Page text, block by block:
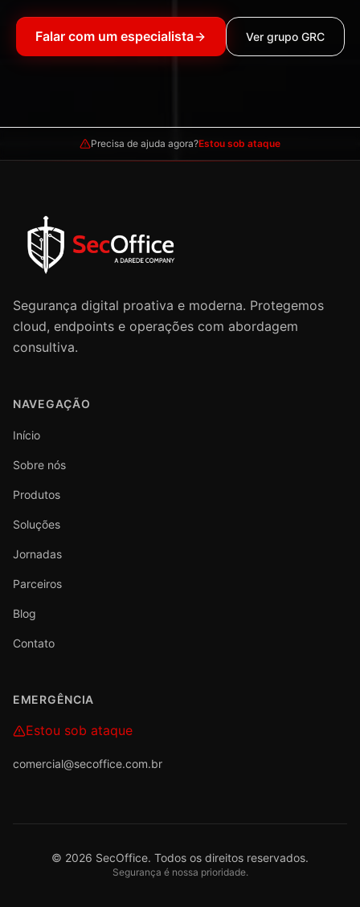
Falar com um especialista Ver grupo GRC
Precisa de ajuda agora?Estou sob ataque
Segurança digital proativa e moderna. Protegemos
cloud, endpoints e operações com abordagem
consultiva.
NAVEGAÇÃO
Início
Sobre nós
Produtos
Soluções
Jornadas
Parceiros
Blog
Contato
EMERGÊNCIA
Estou sob ataque
comercial@secoffice.com.br
© 2026 SecOffice. Todos os direitos reservados.
Segurança é nossa prioridade.